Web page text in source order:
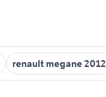
renault megane 2012